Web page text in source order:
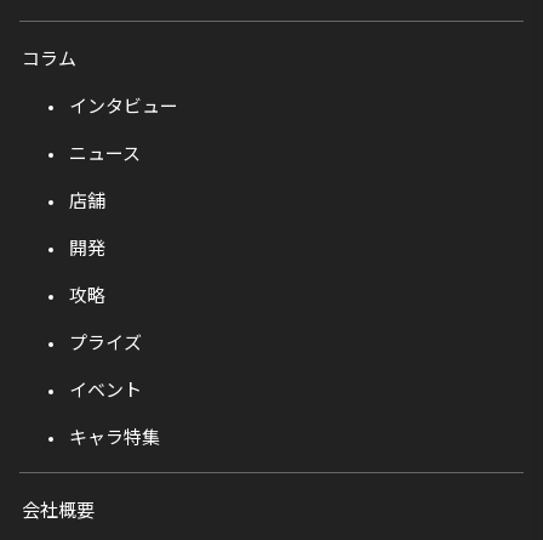
コラム
インタビュー
ニュース
店舗
開発
攻略
プライズ
イベント
キャラ特集
会社概要